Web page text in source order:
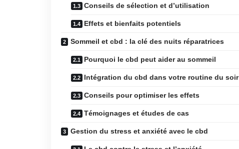
Conseils de sélection et d’utilisation
Effets et bienfaits potentiels
Sommeil et cbd : la clé des nuits réparatrices
Pourquoi le cbd peut aider au sommeil
Intégration du cbd dans votre routine du soir
Conseils pour optimiser les effets
Témoignages et études de cas
Gestion du stress et anxiété avec le cbd